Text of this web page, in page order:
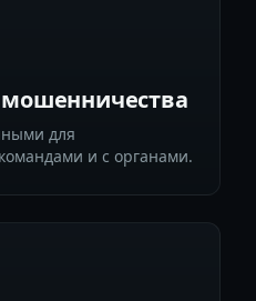
для
и с органами.